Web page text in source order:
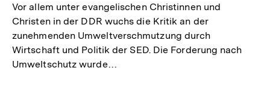
Vor allem unter evangelischen Christinnen und
Christen in der DDR wuchs die Kritik an der
zunehmenden Umweltverschmutzung durch
Wirtschaft und Politik der SED. Die Forderung nach
Umweltschutz wurde…